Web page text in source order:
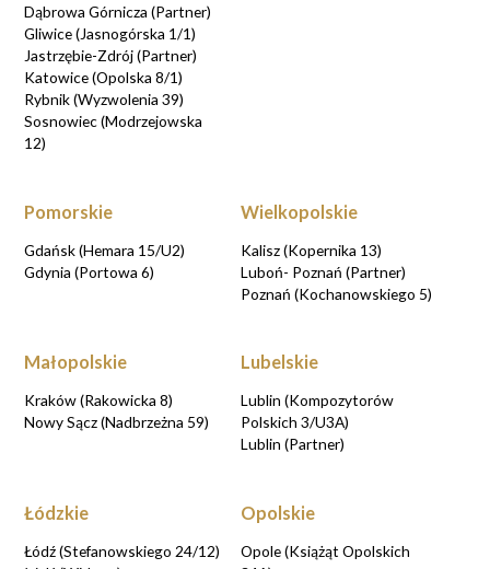
Dąbrowa Górnicza (Partner)
Gliwice (Jasnogórska 1/1)
Jastrzębie-Zdrój (Partner)
Katowice (Opolska 8/1)
Rybnik (Wyzwolenia 39)
Sosnowiec (Modrzejowska
12)
Pomorskie
Gdańsk (Hemara 15/U2)
Gdynia (Portowa 6)
Wielkopolskie
Kalisz (Kopernika 13)
Luboń- Poznań (Partner)
Poznań (Kochanowskiego 5)
Małopolskie
Kraków (Rakowicka 8)
Nowy Sącz (Nadbrzeżna 59)
Lubelskie
Lublin (Kompozytorów
Polskich 3/U3A)
Lublin (Partner)
Łódzkie
Łódź (Stefanowskiego 24/12)
Opolskie
Opole (Książąt Opolskich